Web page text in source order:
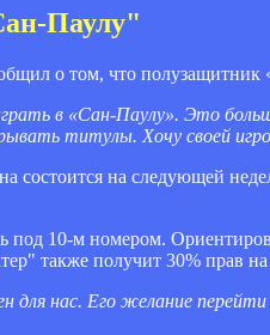
Паулу"
о том, что полузащитник
в «Сан-Паулу». Это
титулы. Хочу своей
состоится на следующей
под 10-м номером.
также получит 30% прав на
нас. Его желание